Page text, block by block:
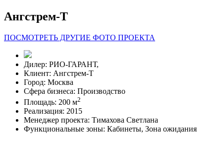
Ангстрем-Т
ПОСМОТРЕТЬ ДРУГИЕ ФОТО ПРОЕКТА
Дилер: РИО-ГАРАНТ,
Клиент: Ангстрем-Т
Город: Москва
Сфера бизнеса: Производство
Площадь: 200 м2
Реализация: 2015
Менеджер проекта: Тимахова Светлана
Функциональные зоны: Кабинеты, Зона ожидания